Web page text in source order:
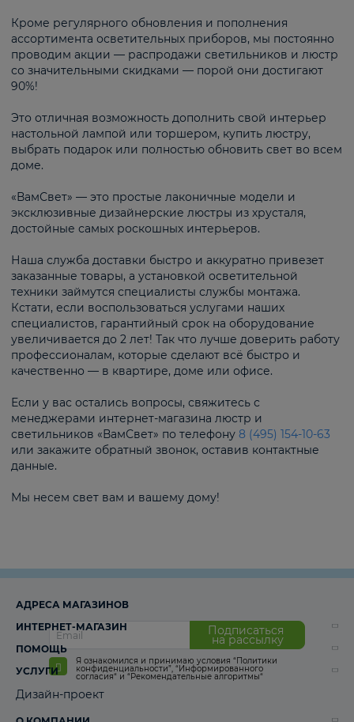
Кроме регулярного обновления и пополнения
ассортимента осветительных приборов, мы постоянно
проводим акции — распродажи светильников и люстр
со значительными скидками — порой они достигают
90%!
Это отличная возможность дополнить свой интерьер
настольной лампой или торшером, купить люстру,
выбрать подарок или полностью обновить свет во всем
доме.
«ВамСвет» — это простые лаконичные модели и
эксклюзивные дизайнерские люстры из хрусталя,
достойные самых роскошных интерьеров.
Наша служба доставки быстро и аккуратно привезет
заказанные товары, а установкой осветительной
техники займутся специалисты службы монтажа.
Кстати, если воспользоваться услугами наших
специалистов, гарантийный срок на оборудование
увеличивается до 2 лет! Так что лучше доверить работу
профессионалам, которые сделают всё быстро и
качественно — в квартире, доме или офисе.
Если у вас остались вопросы, свяжитесь с
менеджерами интернет-магазина люстр и
светильников «ВамСвет» по телефону 8 (495) 154-10-63
или закажите обратный звонок, оставив контактные
данные.
Мы несем свет вам и вашему дому!
Подписаться
на рассылку
Я ознакомился и принимаю условия “Политики
конфиденциальности”, “Информированного
согласия“ и “Рекомендательные алгоритмы“
АДРЕСА МАГАЗИНОВ
ИНТЕРНЕТ-МАГАЗИН
ПОМОЩЬ
УСЛУГИ
Дизайн-проект